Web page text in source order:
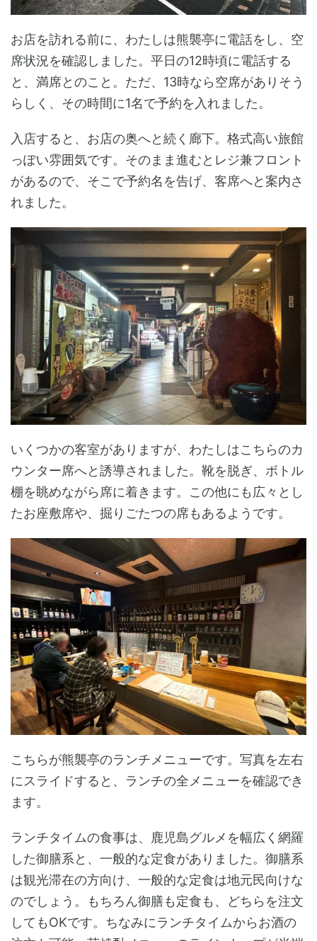
お店を訪れる前に、わたしは熊襲亭に電話をし、空
席状況を確認しました。平日の12時頃に電話する
と、満席とのこと。ただ、13時なら空席がありそう
らしく、その時間に1名で予約を入れました。
入店すると、お店の奥へと続く廊下。格式高い旅館
っぽい雰囲気です。そのまま進むとレジ兼フロント
があるので、そこで予約名を告げ、客席へと案内さ
れました。
いくつかの客室がありますが、わたしはこちらのカ
ウンター席へと誘導されました。靴を脱ぎ、ボトル
棚を眺めながら席に着きます。この他にも広々とし
たお座敷席や、掘りごたつの席もあるようです。
こちらが熊襲亭のランチメニューです。写真を左右
にスライドすると、ランチの全メニューを確認でき
ます。
ランチタイムの食事は、鹿児島グルメを幅広く網羅
した御膳系と、一般的な定食がありました。御膳系
は観光滞在の方向け、一般的な定食は地元民向けな
のでしょう。もちろん御膳も定食も、どちらを注文
してもOKです。ちなみにランチタイムからお酒の